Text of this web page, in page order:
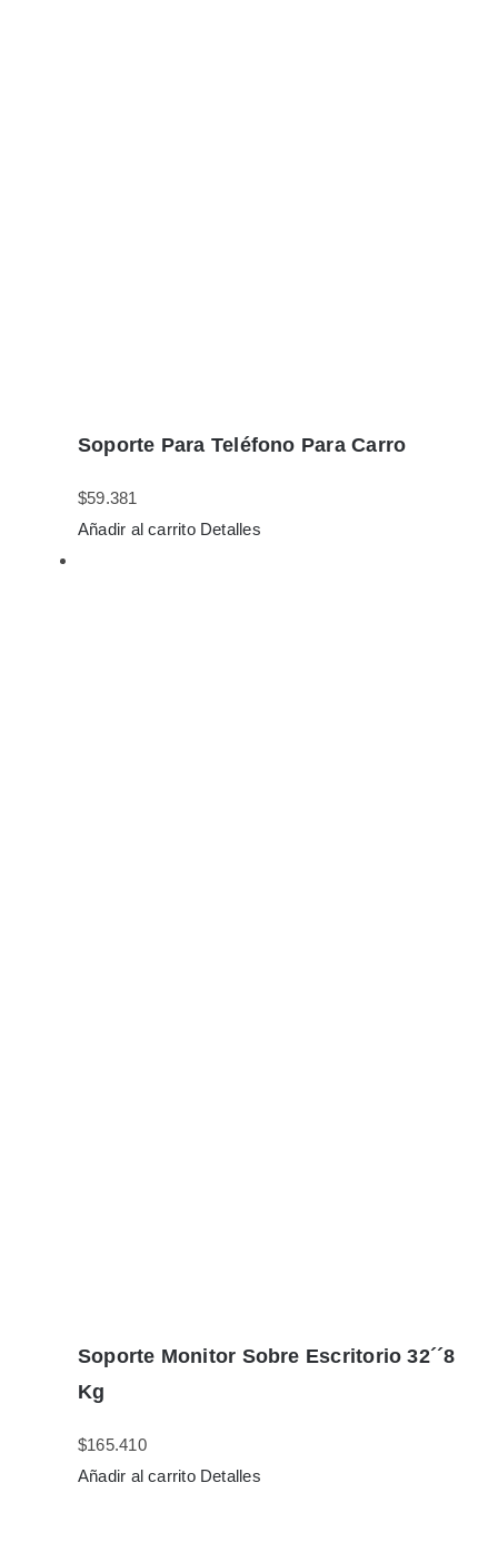
Soporte Para Teléfono Para Carro
$59.381
Añadir al carrito Detalles
Soporte Monitor Sobre Escritorio 32´´8
Kg
$165.410
Añadir al carrito Detalles